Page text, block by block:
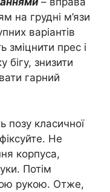
на грудні м’язи
варіантів
зміцнити прес і
бігу, знизити
гарний
позу класичної
Не
корпуса,
Потім
рукою. Отже,